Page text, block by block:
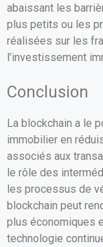
abaissant les
plus petits ou les
réalisées sur les
l’investissement
Conclusion
La blockchain a le
immobilier en
associés aux
le rôle des
les processus de
blockchain peut
plus économiques
technologie